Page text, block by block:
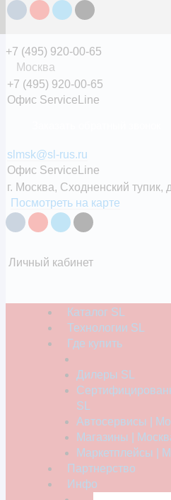
+7 (495) 920-00-65
Москва
+7 (495) 920-00-65
Офис ServiceLine
slmsk@sl-rus.ru
Офис ServiceLine
г. Москва, Сходненский тупик,
Посмотреть на карте
Личный кабинет
Каталог SL
Технологии SL
Где купить
Дилеры SL
SL
Автосервисы |
Магазины |
Маркетплейсы |
Партнерство
Инфо
Пенза
Ростов-на-Дону
Санкт-Петербург
Саратов
Стерлитамак
Ташкент (Узбекистан)
Томск
Тула
Ульяновск
Хабаровск
Южно-Сахалинск
Или укажите в поле (и
К сожалению, такой город не